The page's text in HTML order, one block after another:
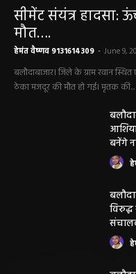
सीमेंट संयंत्र हादसा:
मौत….
हेमंत वैष्णव 9131614309 - June 9,
बलौदाबाजार। जिले के ग्राम रवान
ठेका मजदूर की मौत हो गई। मृतक की...
बनेंगे